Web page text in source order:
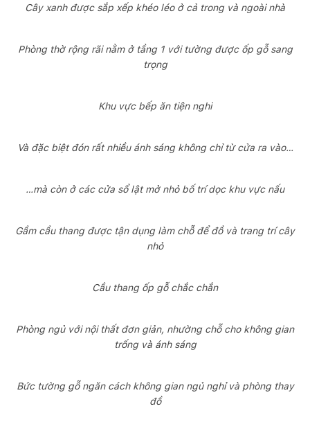
Cây xanh được sắp xếp khéo léo ở cả trong và ngoài nhà
Phòng thờ rộng rãi nằm ở tầng 1 với tường được ốp gỗ sang
trọng
Khu vực bếp ăn tiện nghi
Và đặc biệt đón rất nhiều ánh sáng không chỉ từ cửa ra vào…
…mà còn ở các cửa sổ lật mở nhỏ bố trí dọc khu vực nấu
Gầm cầu thang được tận dụng làm chỗ để đồ và trang trí cây
nhỏ
Cầu thang ốp gỗ chắc chắn
Phòng ngủ với nội thất đơn giản, nhường chỗ cho không gian
trống và ánh sáng
Bức tường gỗ ngăn cách không gian ngủ nghỉ và phòng thay
đồ